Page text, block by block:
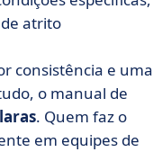
atrito
consistência e uma
o manual de
. Quem faz o
em equipes de